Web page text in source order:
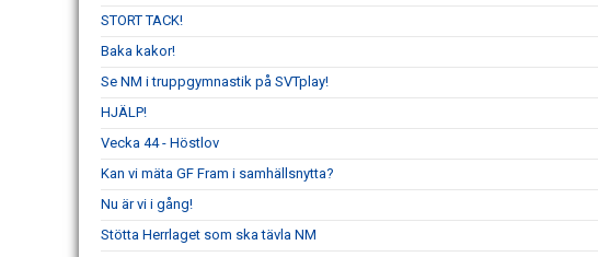
STORT TACK!
Baka kakor!
Se NM i truppgymnastik på SVTplay!
HJÄLP!
Vecka 44 - Höstlov
Kan vi mäta GF Fram i samhällsnytta?
Nu är vi i gång!
Stötta Herrlaget som ska tävla NM